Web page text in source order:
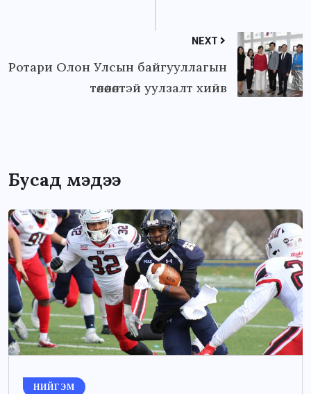
NEXT
Ротари Олон Улсын байгууллагын
төлөөлөлтэй уулзалт хийв
Бусад мэдээ
НИЙГЭМ